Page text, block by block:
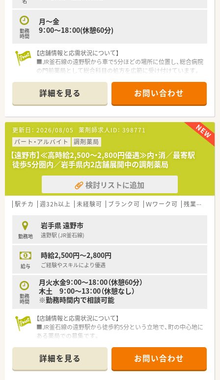
勤務
時間
月～金
9：00～18：00(休憩60分)
【店舗情報と応需状況について】
■JR釜石線の遠野駅から車で5分ほどの場所に位置し、総合病院
の門前薬局として総合科目の処方を広範に受け付けています。
合科目と整形外科の処方がそれぞれ半分ずつの割合です。
■薬剤師は3名体制で事務スタッフも2名在籍しており、非常に
雰囲気が良く、若手からベテランまで協力して働いています。
【勤務実態について】
■開局時間は平日9時から18時までで土曜日は午前中のみとな
っており、残業も月平均10時間程度と非常に少なめです。
■余裕を持った人員配置を行っているため、急な休みや有給休暇
の取得についても互いにフォローし合える体制が整っています。
■一方的な無理な異動はさせない方針を掲げており、個人の生活
事情やワークライフバランスを最大限に尊重する環境です。
【法人特徴について】
■岩手県に本社を構えて着実に店舗数を増やしており、新規出店
■社長自らが手書きのカードとプレゼントを贈るなど、社員一人
ひとりを家族のように大切にする温かい社風が根付いていま
す。
悩み相談がしやすい、非常に風通しの良い組織体制です。
詳細を見る お問い合わせ
更新日： 2026/08/05 薬剤師求人ID： 398771
パート・アルバイト
調剤薬局
【遠野市】≪高時給2,500～2,800円優遇≫内・消／最寄駅
徒歩5分圏内／岩手県内2店舗展開中の調剤薬局
検討リストに追加
駅チカ 週32h以上 未経験可 ブランク可 Ｗワーク可 残業なし(ほぼなし含む)
勤務地
岩手県 遠野市
遠野駅 (JR釜石線)
給与
時給2,500円～2,800円
ご経験やスキルにより優遇
勤務
時間
月火水金9：00～18：00（休憩60分）
木土 9：00～13：00（休憩なし）
※勤務時間内で相談可能
【店舗情報と応需状況について】
■JR釜石線の遠野駅から徒歩約5分という立地で、町の中心地に
ある薬局での募集です。
どの処方箋に対応しています。
■現在は薬剤師2名と医療事務スタッフ2名の体制で、地域医療
への貢献を目指しています。
詳細を見る お問い合わせ